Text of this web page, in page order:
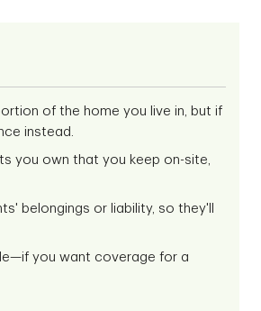
of the home you live in, but if
instead.
you own that you keep on-site,
belongings or liability, so they'll
you want coverage for a